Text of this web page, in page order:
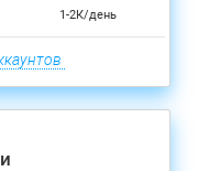
1-2К/день